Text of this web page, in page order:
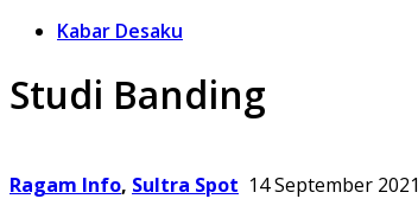
Kabar Desaku
Studi Banding
Ragam Info, Sultra Spot 14 September 2021